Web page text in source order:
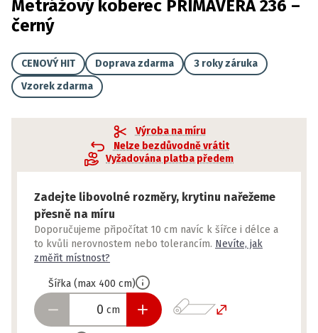
Metrážový koberec PRIMAVERA 236 –
černý
CENOVÝ HIT Doprava zdarma
3 roky záruka
Vzorek zdarma
Výroba na míru
Nelze bezdůvodně vrátit
Vyžadována platba předem
Zadejte libovolné rozměry, krytinu nařežeme
přesně na míru
Doporučujeme připočítat 10 cm navíc k šířce i délce a
to kvůli nerovnostem nebo tolerancím. Nevíte, jak
změřit místnost?
Šířka (max 400 cm)
cm